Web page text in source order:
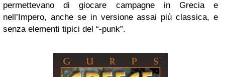
permettevano di giocare campagne in Grecia e
nell’Impero, anche se in versione assai più classica, e
senza elementi tipici del “-punk”.